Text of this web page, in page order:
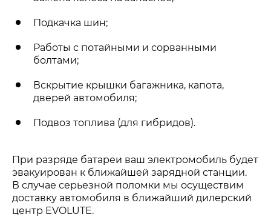
Подкачка шин;
Работы с потайными и сорванными
болтами;
Вскрытие крышки багажника, капота,
дверей автомобиля;
Подвоз топлива (для гибридов).
При разряде батареи ваш электромобиль будет
эвакуирован к ближайшей зарядной станции.
В случае серьезной поломки мы осуществим
доставку автомобиля в ближайший дилерский
центр EVOLUTE.